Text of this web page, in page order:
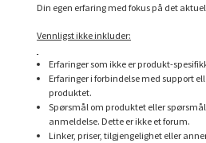
Din egen erfaring med fokus på det
Vennligst ikke inkluder:
Erfaringer som ikke er produkt-
Erfaringer i forbindelse med support
produktet.
Spørsmål om produktet eller
anmeldelse. Dette er ikke et forum.
Linker, priser, tilgjengelighet eller